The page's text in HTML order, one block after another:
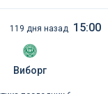
119 дня назад 15:00
Виборг